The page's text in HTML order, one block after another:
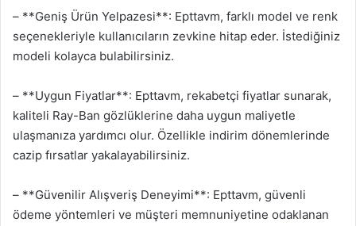
– **Geniş Ürün Yelpazesi**: Epttavm, farklı model ve renk
seçenekleriyle kullanıcıların zevkine hitap eder. İstediğiniz
modeli kolayca bulabilirsiniz.
– **Uygun Fiyatlar**: Epttavm, rekabetçi fiyatlar sunarak,
kaliteli Ray-Ban gözlüklerine daha uygun maliyetle
ulaşmanıza yardımcı olur. Özellikle indirim dönemlerinde
cazip fırsatlar yakalayabilirsiniz.
– **Güvenilir Alışveriş Deneyimi**: Epttavm, güvenli
ödeme yöntemleri ve müşteri memnuniyetine odaklanan